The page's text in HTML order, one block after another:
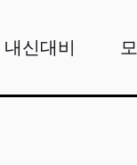
내신대비